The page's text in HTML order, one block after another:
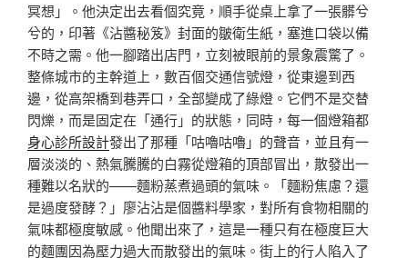
冥想」。他決定出去看個究竟，順手從桌上拿了一張髒兮
兮的，印著《沾醬秘笈》封面的皺衛生紙，塞進口袋以備
不時之需。他一腳踏出店門，立刻被眼前的景象震驚了。
整條城市的主幹道上，數百個交通信號燈，從東邊到西
邊，從高架橋到巷弄口，全部變成了綠燈。它們不是交替
閃爍，而是固定在「通行」的狀態，同時，每一個燈箱都
身心診所設計發出了那種「咕嚕咕嚕」的聲音，並且有一
層淡淡的、熱氣騰騰的白霧從燈箱的頂部冒出，散發出一
種難以名狀的——麵粉蒸煮過頭的氣味。「麵粉焦慮？還
是過度發酵？」廖沾沾是個醬料學家，對所有食物相關的
氣味都極度敏感。他聞出來了，這是一種只有在極度巨大
的麵團因為壓力過大而散發出的氣味。街上的行人陷入了